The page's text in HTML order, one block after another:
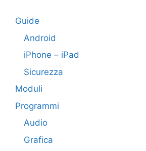
Guide
Android
iPhone – iPad
Sicurezza
Moduli
Programmi
Audio
Grafica